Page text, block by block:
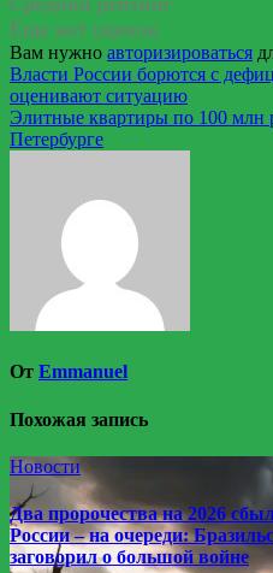
Еще нет оценок
Вам нужно авторизироваться
Навигация
по
записям
Власти России борются с
оценивают ситуацию
Элитные квартиры по 100 млн
Петербурге
От Emmanuel
Похожая запись
Новости
Два пророчества на 2026
России – на очереди:
заговорил о большой войне